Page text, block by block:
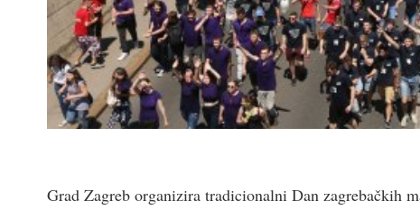
Grad Zagreb organizira tradicionalni Dan zagrebačkih